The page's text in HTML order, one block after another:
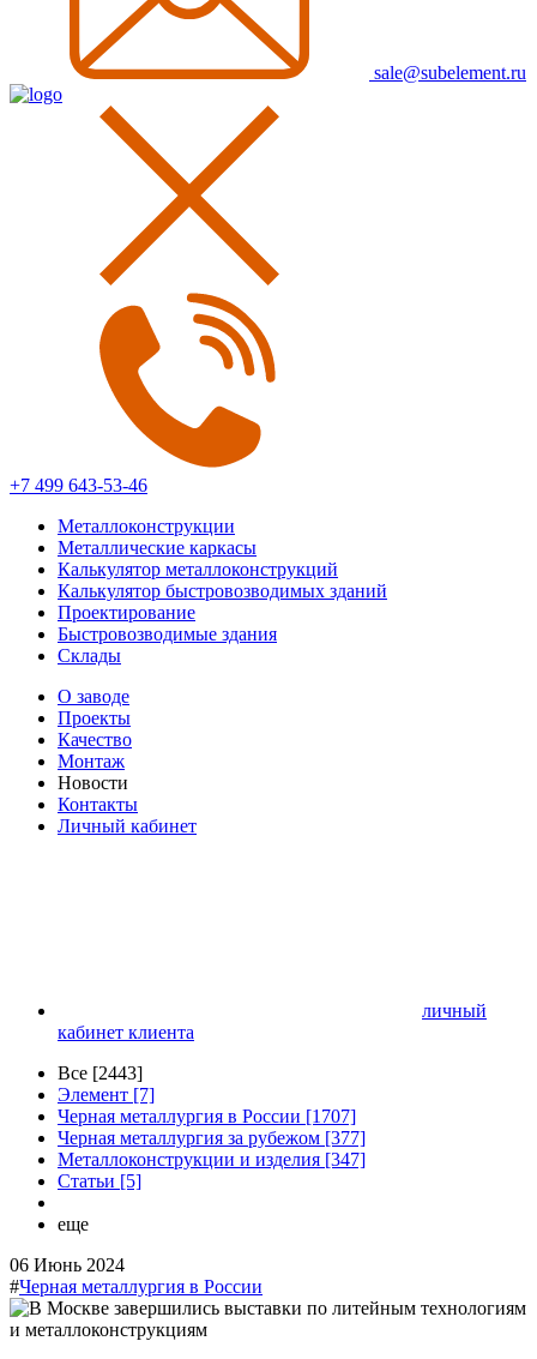
sale@subelement.ru
+7 499 643-53-46
Металлоконструкции
Металлические каркасы
Калькулятор металлоконструкций
Калькулятор быстровозводимых зданий
Проектирование
Быстровозводимые здания
Склады
О заводе
Проекты
Качество
Монтаж
Новости
Контакты
Личный кабинет
личный
кабинет клиента
Все [2443]
Элемент [7]
Черная металлургия в России [1707]
Черная металлургия за рубежом [377]
Металлоконструкции и изделия [347]
Статьи [5]
еще
06 Июнь 2024
#Черная металлургия в России